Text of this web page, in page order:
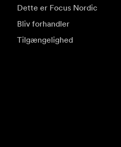
Dette er Focus Nordic
Bliv forhandler
Tilgængelighed